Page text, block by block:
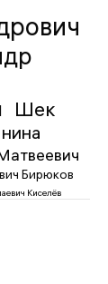
Шек
Бирюков
Киселёв